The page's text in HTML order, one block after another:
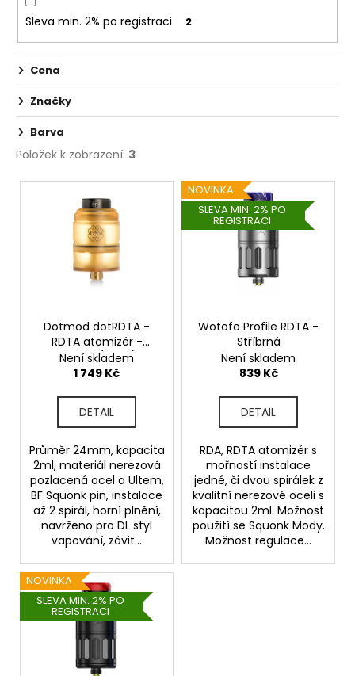
Sleva min. 2% po registraci 2
Cena
Značky
Barva
Položek k zobrazení: 3
V
Dotmod dotRDTA -
RDTA atomizér -
24mm (Zlatá)
Není skladem
1 749 Kč
DETAIL
Průměr 24mm, kapacita
2ml, materiál nerezová
pozlacená ocel a Ultem,
BF Squonk pin, instalace
až 2 spirál, horní plnění,
navrženo pro DL styl
vapování, závit...
NOVINKA
SLEVA MIN. 2% PO
REGISTRACI
Wotofo Profile RDTA -
Stříbrná
Není skladem
839 Kč
DETAIL
RDA, RDTA atomizér s
mořností instalace
jedné, či dvou spirálek z
kvalitní nerezové oceli s
kapacitou 2ml. Možnost
použití se Squonk Mody.
Možnost regulace...
NOVINKA
SLEVA MIN. 2% PO
REGISTRACI
u
j
e
m
e
JOYETECH
ATOMIZER
EX